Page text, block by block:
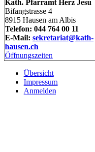
Kath. Pfarramt Herz Jesu
Bifangstrasse 4
8915 Hausen am Albis
Telefon: 044 764 00 11
E-Mail: sekretariat@kath-
hausen.ch
Öffnungszeiten
Übersicht
Impressum
Anmelden